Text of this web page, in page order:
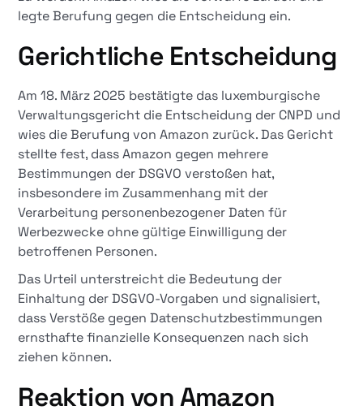
legte Berufung gegen die Entscheidung ein.​
Gerichtliche Entscheidung
Am 18. März 2025 bestätigte das luxemburgische
Verwaltungsgericht die Entscheidung der CNPD und
wies die Berufung von Amazon zurück. Das Gericht
stellte fest, dass Amazon gegen mehrere
Bestimmungen der DSGVO verstoßen hat,
insbesondere im Zusammenhang mit der
Verarbeitung personenbezogener Daten für
Werbezwecke ohne gültige Einwilligung der
betroffenen Personen. ​
Das Urteil unterstreicht die Bedeutung der
Einhaltung der DSGVO-Vorgaben und signalisiert,
dass Verstöße gegen Datenschutzbestimmungen
ernsthafte finanzielle Konsequenzen nach sich
ziehen können.​
Reaktion von Amazon